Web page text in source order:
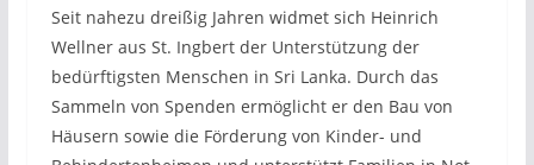
Seit nahezu dreißig Jahren widmet sich Heinrich
Wellner aus St. Ingbert der Unterstützung der
bedürftigsten Menschen in Sri Lanka. Durch das
Sammeln von Spenden ermöglicht er den Bau von
Häusern sowie die Förderung von Kinder- und